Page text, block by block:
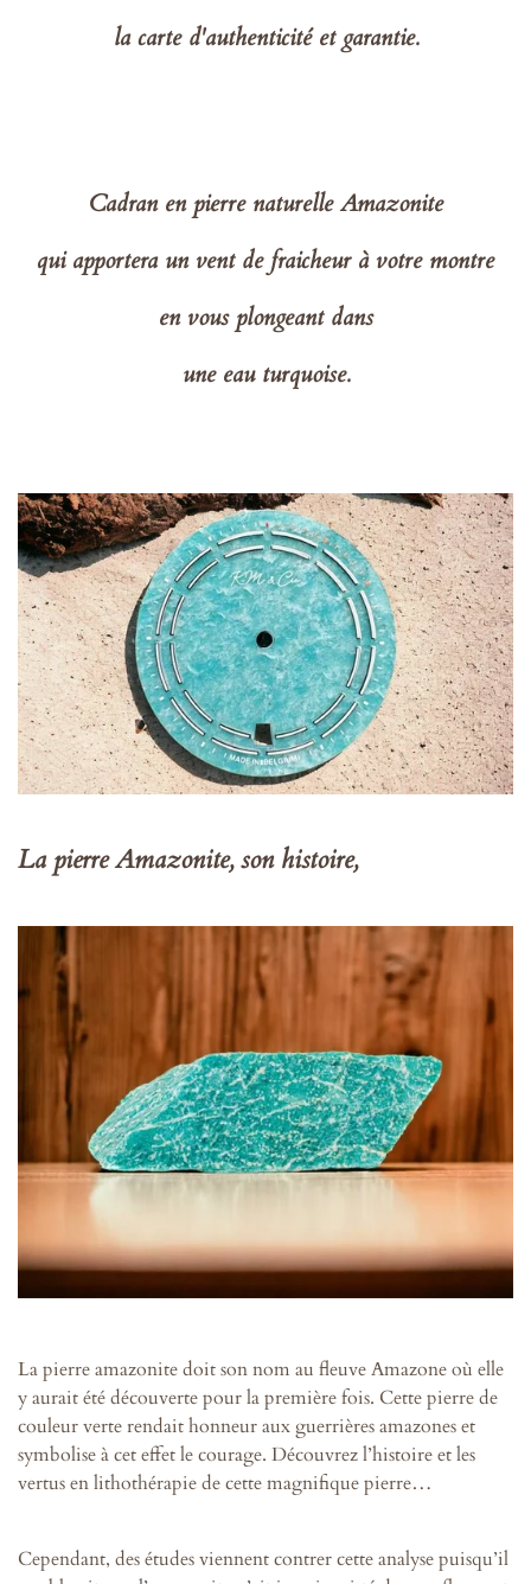
la carte d'authenticité et garantie.
Cadran en pierre naturelle Amazonite
qui apportera un vent de fraicheur à votre montre
en vous plongeant dans
une eau turquoise.
La pierre Amazonite, son histoire,
La pierre amazonite doit son nom au fleuve Amazone où elle
y aurait été découverte pour la première fois. Cette pierre de
couleur verte rendait honneur aux guerrières amazones et
symbolise à cet effet le courage. Découvrez l’histoire et les
vertus en lithothérapie de cette magnifique pierre…
Cependant, des études viennent contrer cette analyse puisqu’il